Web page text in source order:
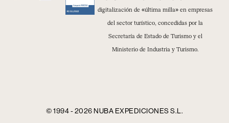
digitalización de «última milla» en empresas
del sector turístico, concedidas por la
Secretaría de Estado de Turismo y el
Ministerio de Industria y Turismo.
© 1994 - 2026 NUBA EXPEDICIONES S.L.